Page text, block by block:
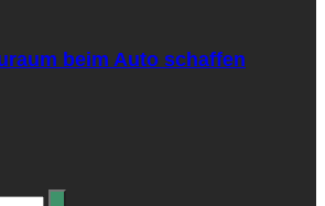
beim Auto schaffen